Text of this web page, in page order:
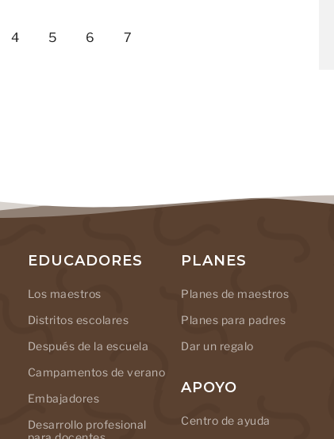
4 5 6 7
EDUCADORES
Los maestros
Distritos escolares
Después de la escuela
Campamentos de verano
Embajadores
Desarrollo profesional
PLANES
Planes de maestros
Planes para padres
Dar un regalo
APOYO
Centro de ayuda